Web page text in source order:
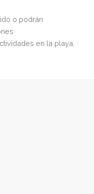
o podrán
en la playa,